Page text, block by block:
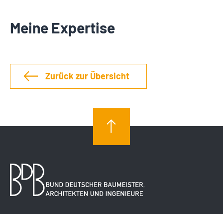
Meine Expertise
Zurück zur Übersicht